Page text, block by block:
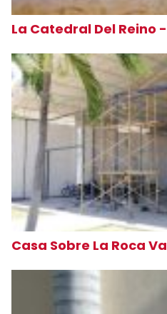
La Catedral Del Reino
Casa Sobre La Roca